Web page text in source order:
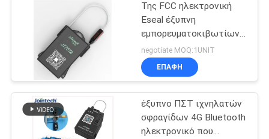
Της FCC ηλεκτρονική
Eseal έξυπνη
εμπορευματοκιβωτίων
κλειδαριών 1500mAh
κλειδαριά σφραγίδων
ΠΣΤ ηλεκτρονική
negotiate MOQ:1UNIT
ΕΠΑΦΉ
έξυπνο ΠΣΤ ιχνηλατών
σφραγίδων 4G Bluetooth
ηλεκτρονικό που